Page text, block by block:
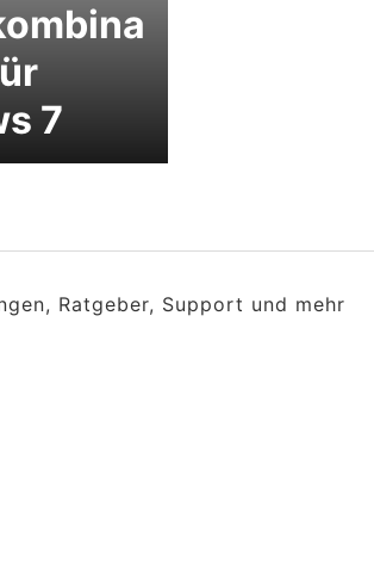
7
Ratgeber, Support und mehr